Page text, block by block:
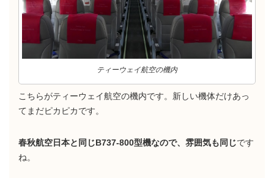
ティーウェイ航空の機内
こちらがティーウェイ航空の機内です。新しい機体だけあっ
てまだピカピカです。
春秋航空日本と同じB737-800型機なので、雰囲気も同じです
ね。